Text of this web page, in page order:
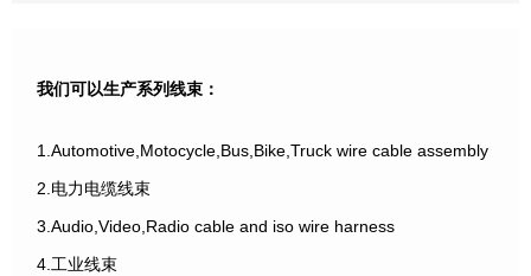
我们可以生产系列线束：
1.Automotive,Motocycle,Bus,Bike,Truck wire cable assembly
2.电力电缆线束
3.Audio,Video,Radio cable and iso wire harness
4.工业线束